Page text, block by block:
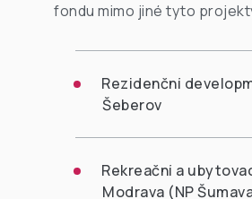
fondu mimo jiné tyto
Rezidenční
Šeberov
Rekreační a
Modrava (NP